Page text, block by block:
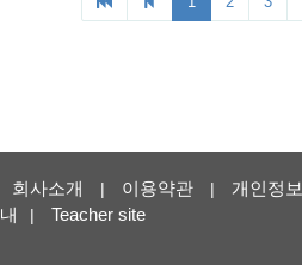
회사소개 | 이용약관 | 개인정
내
| Teacher site